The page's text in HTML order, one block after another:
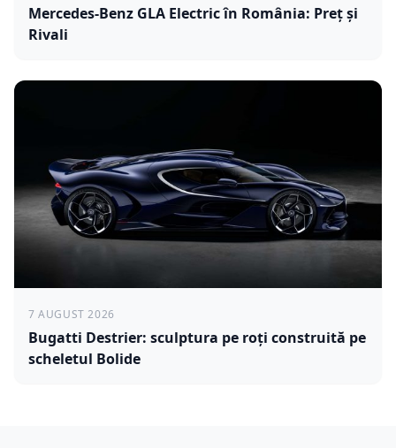
Mercedes-Benz GLA Electric în România: Preț și
Rivali
7 AUGUST 2026
Bugatti Destrier: sculptura pe roți construită pe
scheletul Bolide